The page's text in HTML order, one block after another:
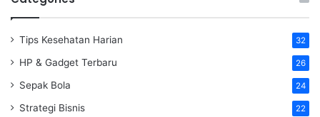
Tips Kesehatan Harian 32
HP & Gadget Terbaru 26
Sepak Bola 24
Strategi Bisnis 22